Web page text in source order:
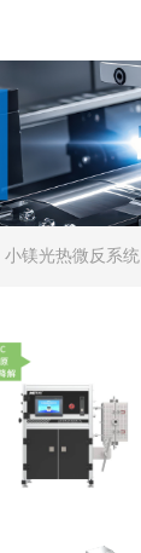
小镁光热微反系统